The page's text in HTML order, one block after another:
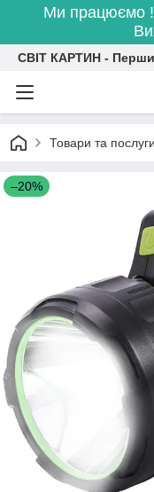
Ми працюємо
СВІТ КАРТИН -
Товари та послуги
–20%